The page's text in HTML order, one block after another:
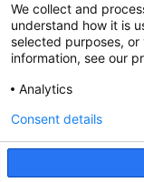
cgtcatalunya
CGTCatalunya
cgtcatalunya
We collect and
understand how it is
selected purposes, or
information, see our
Analytics
Consent details